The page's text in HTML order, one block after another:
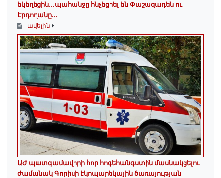
եկեղեցին․․․պահանջը հնչեցրել են Փաշազադեն ու
Էրդողանը․․․
ավելին
ԱԺ պատգամավորի հոր հոգեհանգստին մասնակցելու
ժամանակ Գորիսի էկոպարեկային ծառայության